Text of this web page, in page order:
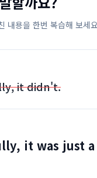
내용을 한번 복습해 보세
it didn't.
it was just